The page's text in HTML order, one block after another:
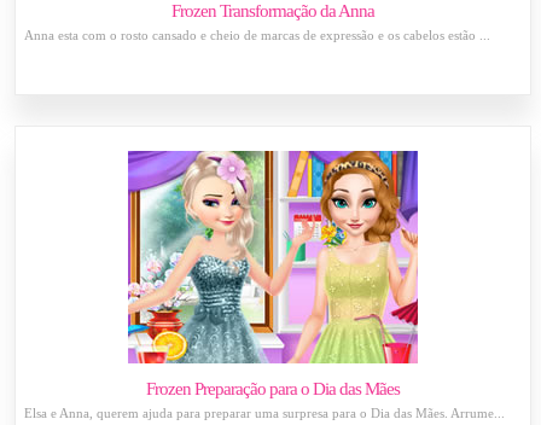
Frozen Transformação da Anna
Anna esta com o rosto cansado e cheio de marcas de expressão e os cabelos estão ...
Frozen Preparação para o Dia das Mães
Elsa e Anna, querem ajuda para preparar uma surpresa para o Dia das Mães. Arrume...